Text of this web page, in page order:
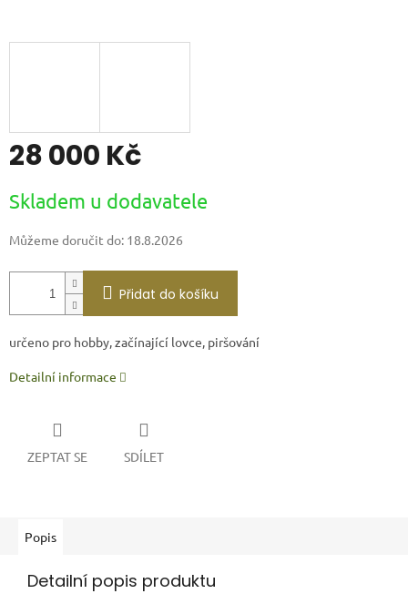
28 000 Kč
cena:
Skladem u dodavatele
Můžeme doručit do: 18.8.2026
Přidat do košíku
určeno pro hobby, začínající lovce, piršování
Detailní informace
ZEPTAT SE SDÍLET
Popis
Detailní popis produktu